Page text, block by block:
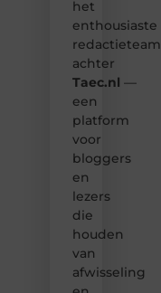
het
enthousiaste
redactieteam
achter
Taec.nl —
een
platform
voor
bloggers
en
lezers
die
houden
van
afwisseling